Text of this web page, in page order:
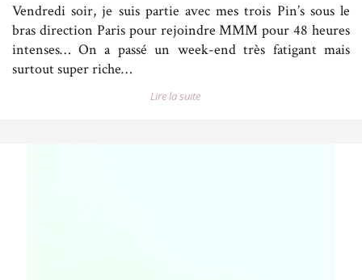
Vendredi soir, je suis partie avec mes trois Pin’s sous le
bras direction Paris pour rejoindre MMM pour 48 heures
intenses… On a passé un week-end très fatigant mais
surtout super riche…
Lire la suite